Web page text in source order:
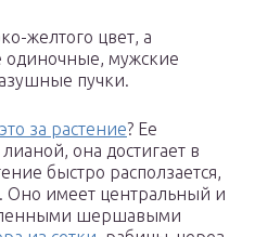
желтого цвет, а
одиночные, мужские
пучки.
это за растение? Ее
она достигает в
быстро расползается,
Оно имеет центральный и
шершавыми